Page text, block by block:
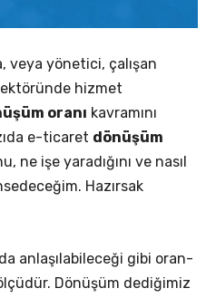
yönetici, çalışan
hizmet
oranı kavramını
e-ticaret dönüşüm
ne işe yaradığını ve nasıl
Hazırsak
anlaşılabileceği gibi oran-
Dönüşüm dediğimiz